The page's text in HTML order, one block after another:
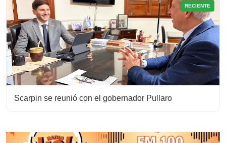
RECIENTE
Scarpin se reunió con el gobernador Pullaro